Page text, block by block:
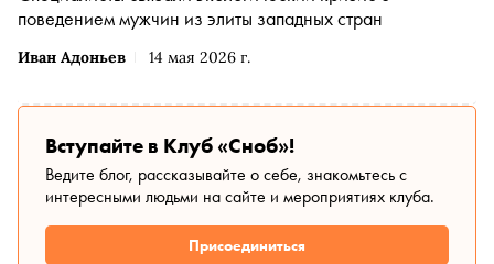
Иван Адоньев 14 мая 2026 г.
поведением мужчин из элиты западных стран
Вступайте в Клуб «Сноб»!
Ведите блог, рассказывайте о себе, знакомьтесь с
интересными людьми на сайте и мероприятиях клуба.
Присоединиться